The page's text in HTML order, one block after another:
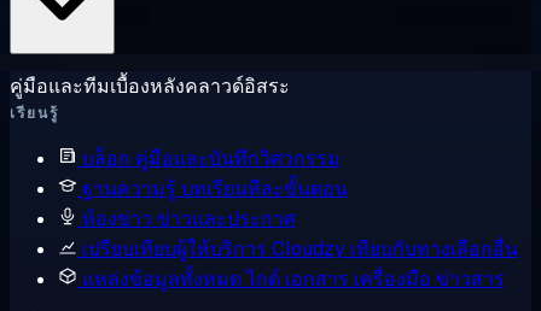
คู่มือและทีมเบื้องหลังคลาวด์อิสระ
เรียนรู้
บล็อก คู่มือและบันทึกวิศวกรรม
ฐานความรู้ บทเรียนทีละขั้นตอน
ห้องข่าว ข่าวและประกาศ
เปรียบเทียบผู้ให้บริการ Cloudzy เทียบกับทางเลือกอื่น
แหล่งข้อมูลทั้งหมดไกด์ เอกสาร เครื่องมือ ข่าวสาร